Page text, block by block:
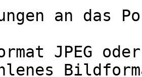
an das
JPEG oder